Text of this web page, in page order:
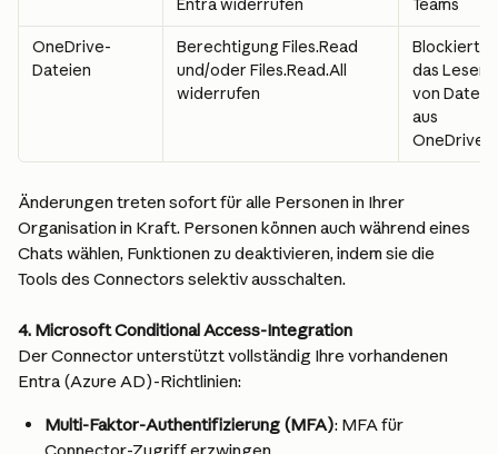
Entra widerrufen
Teams
OneDrive-
Dateien
Berechtigung Files.Read
und/oder Files.Read.All
widerrufen
Blockiert
das Lesen
von
aus
OneDrive
Änderungen treten sofort für alle Personen in Ihrer
Organisation in Kraft. Personen können auch während eines
Chats wählen, Funktionen zu deaktivieren, indem sie die
Tools des Connectors selektiv ausschalten.
4. Microsoft Conditional Access-Integration
Der Connector unterstützt vollständig Ihre vorhandenen
Entra (Azure AD)-Richtlinien:
Multi-Faktor-Authentifizierung (MFA): MFA für